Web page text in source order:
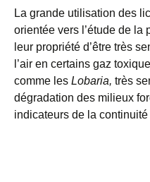
La grande utilisation des
orientée vers l’étude de la
leur propriété d’être très
l’air en certains gaz
comme les Lobaria, très
dégradation des milieux
indicateurs de la